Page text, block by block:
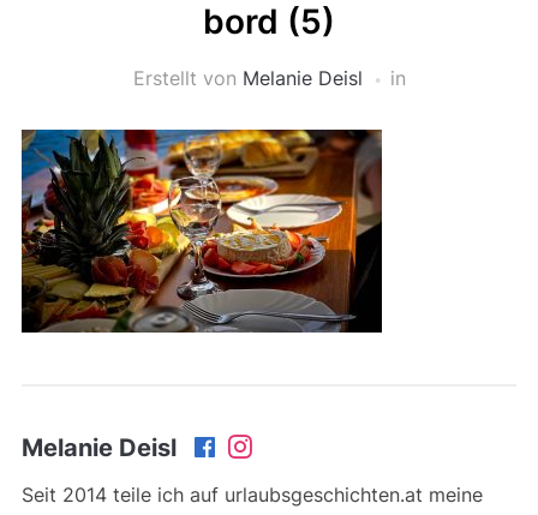
bord (5)
Erstellt von Melanie Deisl in
Melanie Deisl
Seit 2014 teile ich auf urlaubsgeschichten.at meine